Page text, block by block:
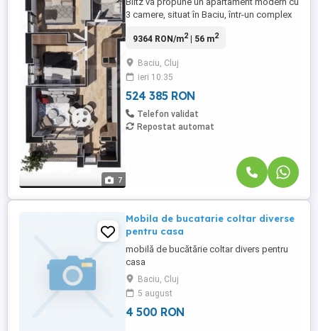
7
3 camere, situat în Baciu, într-un complex
o atmosferă ideală pentru un stil de viață
amplasat la etajul 2 din 3 și are o
compartimentare practică, fiind format din
2 dormitoare, ...
9364 RON/m2| 56 m2
Baciu, Cluj
ieri 10:35
524 385 RON
Telefon validat
Repostat automat
Mobila de bucatarie coltar diverse
pentru casa
mobilă de bucătărie coltar divers pentru
casa
Baciu, Cluj
5 august
4 500 RON